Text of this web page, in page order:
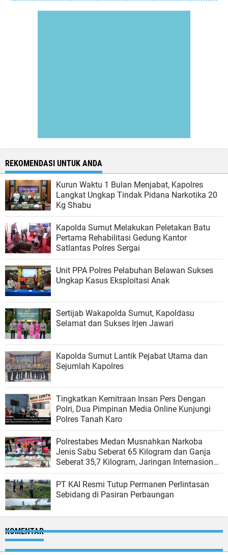
REKOMENDASI UNTUK ANDA
Kurun Waktu 1 Bulan Menjabat, Kapolres
Langkat Ungkap Tindak Pidana Narkotika 20
Kg Shabu
Kapolda Sumut Melakukan Peletakan Batu
Pertama Rehabilitasi Gedung Kantor
Satlantas Polres Sergai
Unit PPA Polres Pelabuhan Belawan Sukses
Ungkap Kasus Eksploitasi Anak
Sertijab Wakapolda Sumut, Kapoldasu
Selamat dan Sukses Irjen Jawari
Kapolda Sumut Lantik Pejabat Utama dan
Sejumlah Kapolres
Tingkatkan Kemitraan Insan Pers Dengan
Polri, Dua Pimpinan Media Online Kunjungi
Polres Tanah Karo
Polrestabes Medan Musnahkan Narkoba
Jenis Sabu Seberat 65 Kilogram dan Ganja
Seberat 35,7 Kilogram, Jaringan Internasional
Malaysia
PT KAI Resmi Tutup Permanen Perlintasan
Sebidang di Pasiran Perbaungan
KOMENTAR